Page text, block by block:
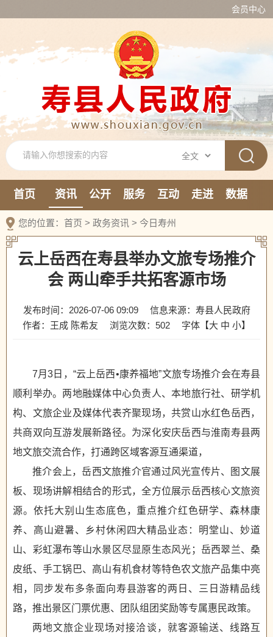
会员中心
首页 资讯 公开 服务 互动 走进
数据
新媒体
您的位置： 首页 > 政务资讯 > 今日寿州
云上岳西在寿县举办文旅专场推介
会 两山牵手共拓客源市场
发布时间：2026-07-06 09:09
信息来源：寿县人民政府
作者：王成 陈希友
浏览次数： 502 字体【大 中 小】
7月3日，“云上岳西•康养福地”文旅专场推介会在寿县
顺利举办。两地融媒体中心负责人、本地旅行社、研学机
构、文旅企业及媒体代表齐聚现场，共赏山水红色岳西，
共商双向互游发展新路径。为深化安庆岳西与淮南寿县两
地文旅交流合作，打通跨区域客源互通渠道，
推介会上，岳西文旅推介官通过风光宣传片、图文展
板、现场讲解相结合的形式，全方位展示岳西核心文旅资
源。依托大别山生态底色，重点推介红色研学、森林康
养、高山避暑、乡村休闲四大精品业态：明堂山、妙道
山、彩虹瀑布等山水景区尽显原生态风光；岳西翠兰、桑
皮纸、手工锅巴、高山有机食材等特色农文旅产品集中亮
相，同步发布多条面向寿县游客的两日、三日游精品线
路，推出景区门票优惠、团队组团奖励等专属惠民政策。
两地文旅企业现场对接洽谈，就客源输送、线路互